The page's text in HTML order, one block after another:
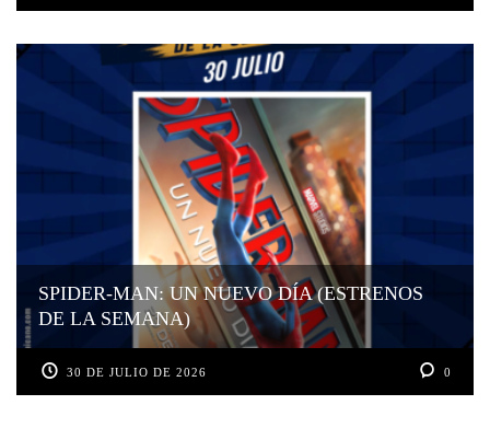
SPIDER-MAN: UN NUEVO DÍA (ESTRENOS
DE LA SEMANA)
30 DE JULIO DE 2026 0